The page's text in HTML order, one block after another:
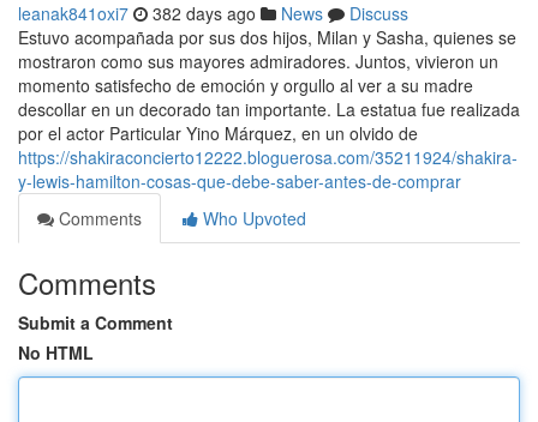
leanak841oxi7 382 days ago News
Discuss
Estuvo acompañada por sus dos hijos, Milan y Sasha, quienes se
mostraron como sus mayores admiradores. Juntos, vivieron un
momento satisfecho de emoción y orgullo al ver a su madre
descollar en un decorado tan importante. La estatua fue realizada
por el actor Particular Yino Márquez, en un olvido de
https://shakiraconcierto12222.bloguerosa.com/35211924/shakira-
y-lewis-hamilton-cosas-que-debe-saber-antes-de-comprar
Comments
Who Upvoted
Comments
Submit a Comment
No HTML